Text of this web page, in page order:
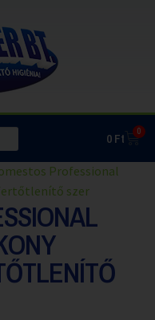
0Ft 0
Professional
szer